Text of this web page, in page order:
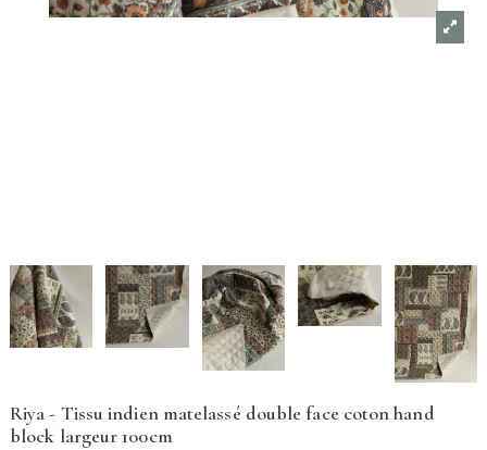
Riya - Tissu indien matelassé double face coton hand
block largeur 100cm